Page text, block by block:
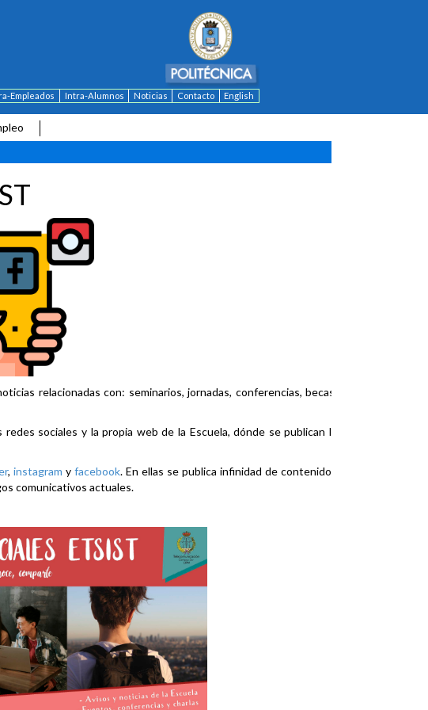
Empleados Intra-Alumnos Noticias Contacto English
relacionadas con: seminarios, jornadas, conferencias, becas,
sociales y la propia web de la Escuela, dónde se publican la
, instagram y facebook. En ellas se publica infinidad de contenidos
comunicativos actuales.